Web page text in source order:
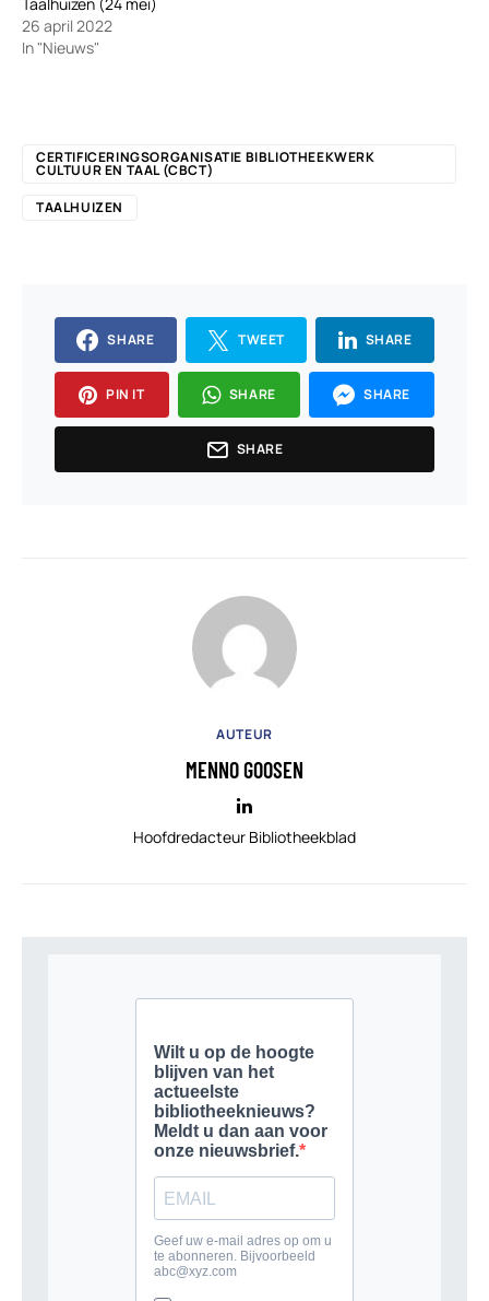
26 april 2022
In "Nieuws"
CERTIFICERINGSORGANISATIE BIBLIOTHEEKWERK
CULTUUR EN TAAL (CBCT)
TAALHUIZEN
SHARE TWEET SHARE
PIN IT SHARE SHARE
SHARE
AUTEUR
MENNO GOOSEN
Hoofdredacteur Bibliotheekblad